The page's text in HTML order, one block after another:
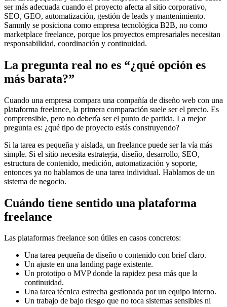
ser más adecuada cuando el proyecto afecta al sitio corporativo,
SEO, GEO, automatización, gestión de leads y mantenimiento.
Sammly se posiciona como empresa tecnológica B2B, no como
marketplace freelance, porque los proyectos empresariales necesitan
responsabilidad, coordinación y continuidad.
La pregunta real no es “¿qué opción es
más barata?”
Cuando una empresa compara una compañía de diseño web con una
plataforma freelance, la primera comparación suele ser el precio. Es
comprensible, pero no debería ser el punto de partida. La mejor
pregunta es: ¿qué tipo de proyecto estás construyendo?
Si la tarea es pequeña y aislada, un freelance puede ser la vía más
simple. Si el sitio necesita estrategia, diseño, desarrollo, SEO,
estructura de contenido, medición, automatización y soporte,
entonces ya no hablamos de una tarea individual. Hablamos de un
sistema de negocio.
Cuándo tiene sentido una plataforma
freelance
Las plataformas freelance son útiles en casos concretos:
Una tarea pequeña de diseño o contenido con brief claro.
Un ajuste en una landing page existente.
Un prototipo o MVP donde la rapidez pesa más que la
continuidad.
Una tarea técnica estrecha gestionada por un equipo interno.
Un trabajo de bajo riesgo que no toca sistemas sensibles ni